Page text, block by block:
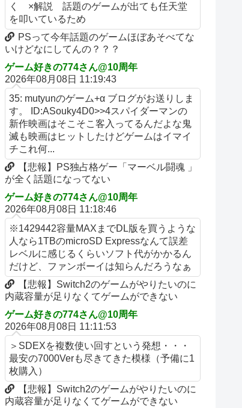
く ×解説 話題のゲームが出ても任天堂
を叩いているため
PSって今年話題のゲームほぼあそべてな
いけどなにしてんの？？？
ゲーム好きの774さん@10周年
2026年08月08日 11:19:43
35: mutyunのゲーム+α ブログがお送りしま
す。 ID:ASouky4D0>>4スパイダーマンの
新作映画はそこそこ客入ってるんだよな鬼
滅も映画はヒットしたけどゲームはイマイ
チこれ何...
【悲報】PS独占格ゲー「マーベル闘魂 」
が全く話題になってない
ゲーム好きの774さん@10周年
2026年08月08日 11:18:46
※1429442容量MAXまでDL版を買うような
人なら1TBのmicroSD Expressなんて誤差
レベルに感じるくらいソフト代がかかるん
だけど、ファンボーイは知らんだろうなぁ
【悲報】Switch2のゲームがやりたいのに
内蔵容量が足りなくてゲームができない
ゲーム好きの774さん@10周年
2026年08月08日 11:11:53
＞SDEXを複数使い回すという発想・・・
最安の7000Verも尽きてきた模様（予備に1
枚購入）
【悲報】Switch2のゲームがやりたいのに
内蔵容量が足りなくてゲームができない